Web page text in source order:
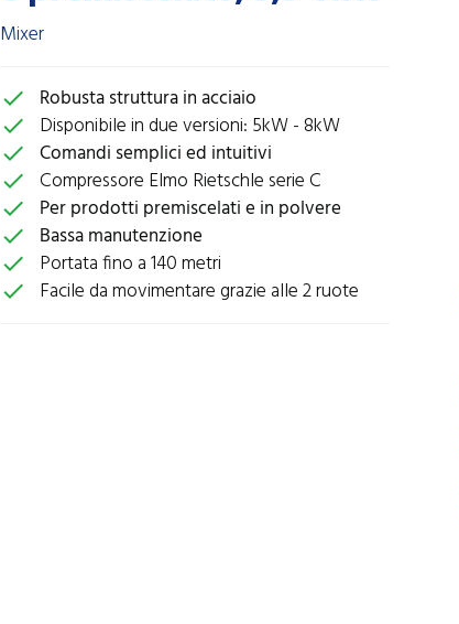
Mixer
check Robusta struttura in acciaio
check Disponibile in due versioni: 5kW - 8kW
check Comandi semplici ed intuitivi
check Compressore Elmo Rietschle serie C
check Per prodotti premiscelati e in polvere
check Bassa manutenzione
check Portata fino a 140 metri
check Facile da movimentare grazie alle 2 ruote